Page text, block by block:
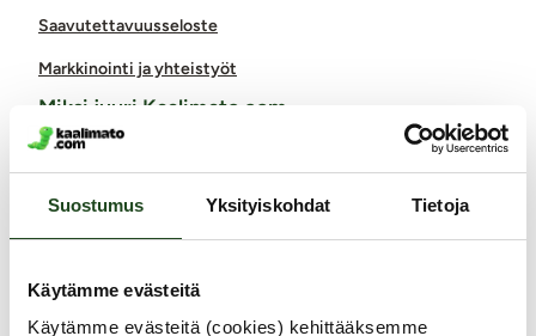
Suostumus Yksityiskohdat Tietoja
Käytämme evästeitä
Käytämme evästeitä (cookies) kehittääksemme
Saavutettavuusseloste
Markkinointi ja yhteistyöt
Miksi juuri Kaalimato.com
Laaja ja monipuolinen valikoima eroottisia tuotteita
päivänä
Aina huomaamaton paketti